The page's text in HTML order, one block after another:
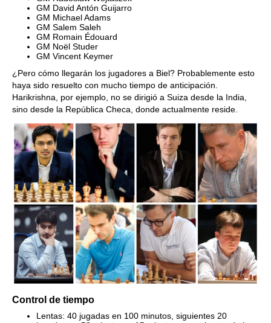
GM David Antón Guijarro
GM Michael Adams
GM Salem Saleh
GM Romain Édouard
GM Noël Studer
GM Vincent Keymer
¿Pero cómo llegarán los jugadores a Biel? Probablemente esto
haya sido resuelto con mucho tiempo de anticipación.
Harikrishna, por ejemplo, no se dirigió a Suiza desde la India,
sino desde la República Checa, donde actualmente reside.
Control de tiempo
Lentas: 40 jugadas en 100 minutos, siguientes 20